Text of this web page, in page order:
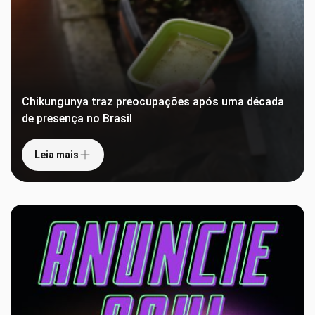
Chikungunya traz preocupações após uma década
de presença no Brasil
Leia mais